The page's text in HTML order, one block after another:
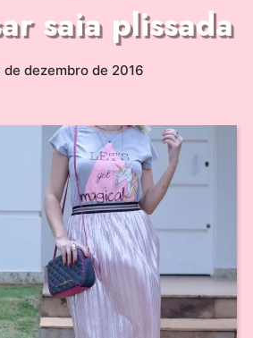
saia plissada
de dezembro de 2016